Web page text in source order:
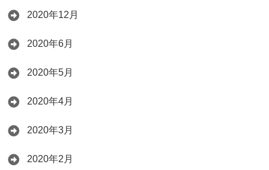
2020年12月
2020年6月
2020年5月
2020年4月
2020年3月
2020年2月